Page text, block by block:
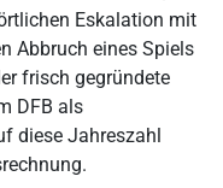
Eskalation mit
Abbruch eines Spiels
frisch gegründete
DFB als
diese Jahreszahl